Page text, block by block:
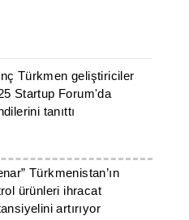
Türkmen geliştiriciler
Startup Forum'da
tanıttı
Türkmenistan’ın
ürünleri ihracat
artırıyor